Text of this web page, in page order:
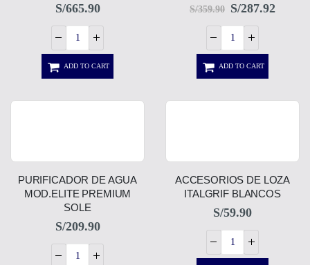
S/665.90
ADD TO CART
S/359.90 S/287.92
ADD TO CART
PURIFICADOR DE AGUA
MOD.ELITE PREMIUM
SOLE
S/209.90
ACCESORIOS DE LOZA
ITALGRIF BLANCOS
S/59.90